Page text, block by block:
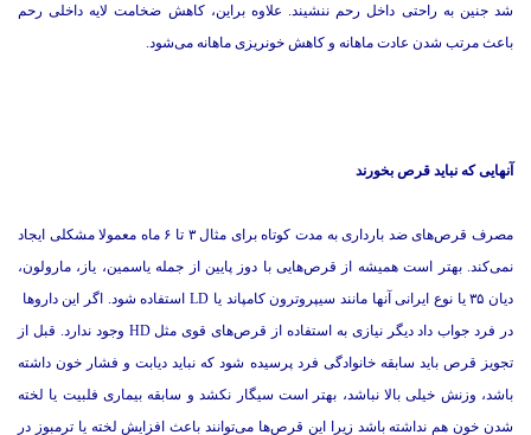
شد جنین به راحتی داخل رحم ننشیند. علاوه براین، کاهش ضخامت لایه داخلی رحم
باعث مرتب شدن عادت ماهانه و کاهش خونریزی ماهانه می‌شود.
آنهایی که نباید قرص بخورند
مصرف قرص‌های ضد بارداری به مدت کوتاه برای مثال ۳ تا ۶ ماه معمولا مشکلی ایجاد
نمی‌کند. بهتر است همیشه از قرص‌هایی با دوز پایین از جمله یاسمین، یاز، مارولون،
دیان ۳۵ یا نوع ایرانی آنها مانند سیپروترون کامپاند یا LD استفاده شود. اگر این داروها
در فرد جواب داد دیگر نیازی به استفاده از قرص‌های قوی مثل HD وجود ندارد. قبل از
تجویز قرص باید سابقه خانوادگی فرد پرسیده شود که نباید دیابت و فشار خون داشته
باشد، وزنش خیلی بالا نباشد، بهتر است سیگار نکشد و سابقه بیماری فلبیت یا لخته
شدن خون هم نداشته باشد زیرا این قرص‌ها می‌توانند باعث افزایش لخته یا ترمبوز در